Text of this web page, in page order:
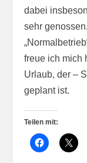
dabei
sehr
freue ich mich
Urlaub, der –
geplant ist.
Teilen mit: